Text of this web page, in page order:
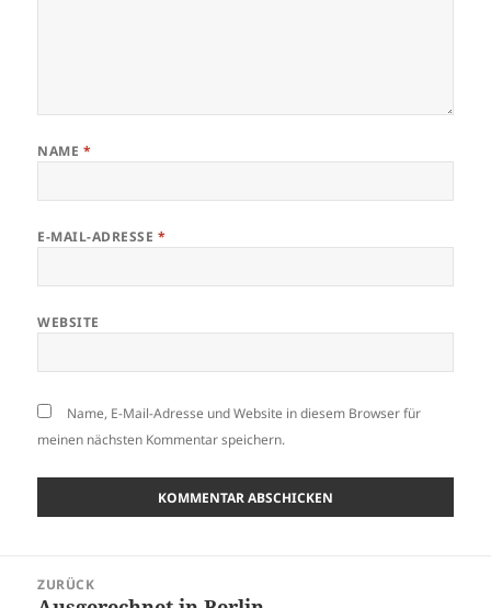
NAME *
E-MAIL-ADRESSE *
WEBSITE
Name, E-Mail-Adresse und Website in diesem Browser für
meinen nächsten Kommentar speichern.
ZURÜCK